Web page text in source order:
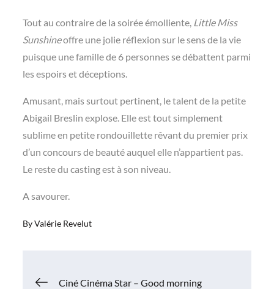
Tout au contraire de la soirée émolliente, Little Miss
Sunshineoffre une jolie réflexion sur le sens de la vie
puisque une famille de 6 personnes se débattent parmi
les espoirs et déceptions.
Amusant, mais surtout pertinent, le talent de la petite
Abigail Breslin explose. Elle est tout simplement
sublime en petite rondouillette rêvant du premier prix
d’un concours de beauté auquel elle n’appartient pas.
Le reste du casting est à son niveau.
A savourer.
ByValérie Revelut
Navigation
Ciné Cinéma Star – Good morning